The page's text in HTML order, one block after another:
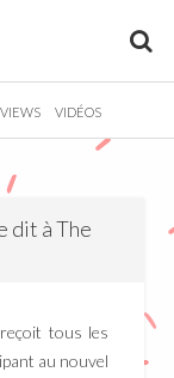
VIDÉOS
dit à The
tous les
au nouvel